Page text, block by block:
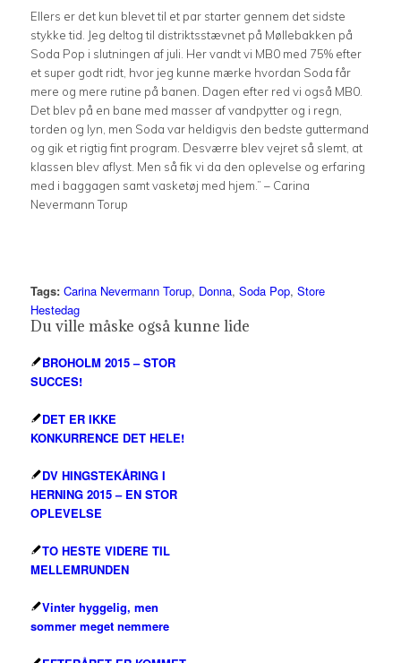
Ellers er det kun blevet til et par starter gennem det sidste
stykke tid. Jeg deltog til distriktsstævnet på Møllebakken på
Soda Pop i slutningen af juli. Her vandt vi MB0 med 75% efter
et super godt ridt, hvor jeg kunne mærke hvordan Soda får
mere og mere rutine på banen. Dagen efter red vi også MB0.
Det blev på en bane med masser af vandpytter og i regn,
torden og lyn, men Soda var heldigvis den bedste guttermand
og gik et rigtig fint program. Desværre blev vejret så slemt, at
klassen blev aflyst. Men så fik vi da den oplevelse og erfaring
med i baggagen samt vasketøj med hjem.” – Carina
Nevermann Torup
Tags: Carina Nevermann Torup, Donna, Soda Pop, Store
Hestedag
Du ville måske også kunne lide
BROHOLM 2015 – STOR
SUCCES!
DET ER IKKE
KONKURRENCE DET HELE!
DV HINGSTEKÅRING I
HERNING 2015 – EN STOR
OPLEVELSE
TO HESTE VIDERE TIL
MELLEMRUNDEN
Vinter hyggelig, men
sommer meget nemmere